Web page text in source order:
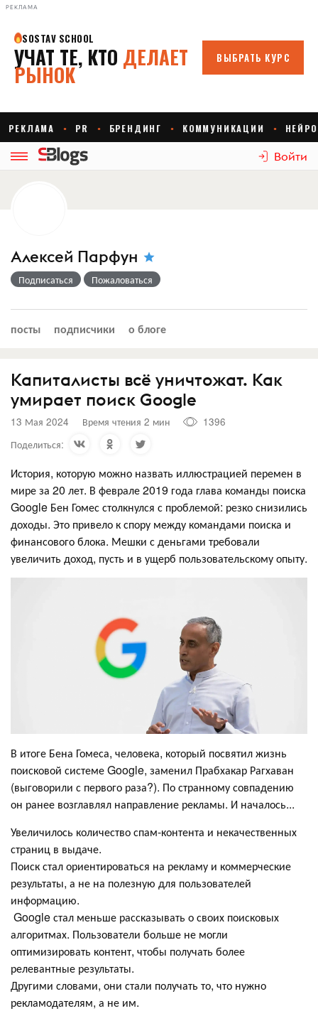
РЕКЛАМА
Войти
Алексей Парфун
Подписаться Пожаловаться
посты подписчики о блоге
Капиталисты всё уничтожат. Как
умирает поиск Google
13 Мая 2024 Время чтения 2 мин
1396
Поделиться:
История, которую можно назвать иллюстрацией перемен в
мире за 20 лет. В феврале 2019 года глава команды поиска
Google Бен Гомес столкнулся с проблемой: резко снизились
доходы. Это привело к спору между командами поиска и
финансового блока. Мешки с деньгами требовали
увеличить доход, пусть и в ущерб пользовательскому опыту.
В итоге Бена Гомеса, человека, который посвятил жизнь
поисковой системе Google, заменил Прабхакар Рагхаван
(выговорили с первого раза?). По странному совпадению
он ранее возглавлял направление рекламы. И началось...
Увеличилось количество спам-контента и некачественных
страниц в выдаче.
Поиск стал ориентироваться на рекламу и коммерческие
результаты, а не на полезную для пользователей
информацию.
Google стал меньше рассказывать о своих поисковых
алгоритмах. Пользователи больше не могли
оптимизировать контент, чтобы получать более
релевантные результаты.
Другими словами, они стали получать то, что нужно
рекламодателям, а не им.